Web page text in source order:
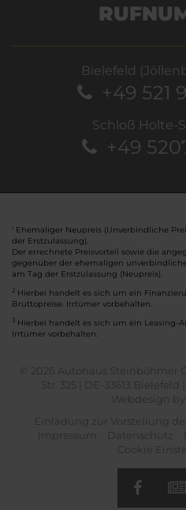
Bielefeld
+49 521
Schloß Holte-
+49
Ehemaliger Neupreis (Unverbindliche
der Erstzulassung).
Der errechnete Preisvorteil sowie die
gegenüber der ehemaligen
am Tag der Erstzulassung (Neupreis).
2 Hierbei handelt es sich um ein
Bruttopreise. Irrtümer vorbehalten.
3 Hierbei handelt es sich um ein Leasing-
Irrtümer vorbehalten.
© 2026 Autohaus Steinböhmer
Str. 325 | DE-33613
Webdesign
Einladung zur Vorstellung
Impressum
Datenschutz
Cookie